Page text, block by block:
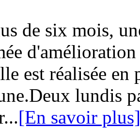
de six mois,
est réalisée en
lundis
[En savoir plus]